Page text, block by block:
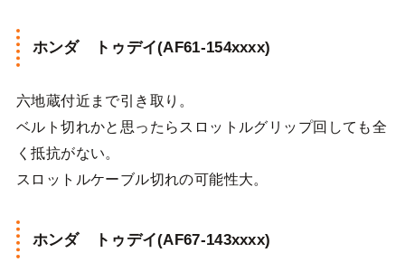
ホンダ トゥデイ(AF61-154xxxx)
六地蔵付近まで引き取り。
ベルト切れかと思ったらスロットルグリップ回しても全
く抵抗がない。
スロットルケーブル切れの可能性大。
ホンダ トゥデイ(AF67-143xxxx)